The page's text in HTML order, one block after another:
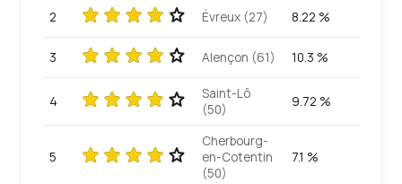
2 Évreux (27) 8.22 %
3 Alençon (61) 10.3 %
4
Saint-Lô
(50)
9.72 %
5
Cherbourg-
en-Cotentin
(50)
7.1 %